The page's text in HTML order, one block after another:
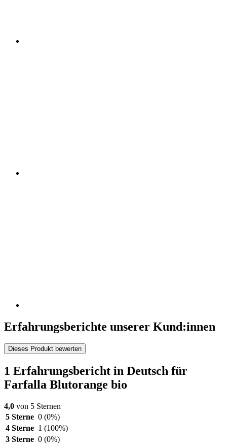
Erfahrungsberichte unserer Kund:innen
Dieses Produkt bewerten
1 Erfahrungsbericht in Deutsch für
Farfalla Blutorange bio
4,0 von 5 Sternen
5 Sterne 0 (0%)
4 Sterne 1 (100%)
3 Sterne 0 (0%)